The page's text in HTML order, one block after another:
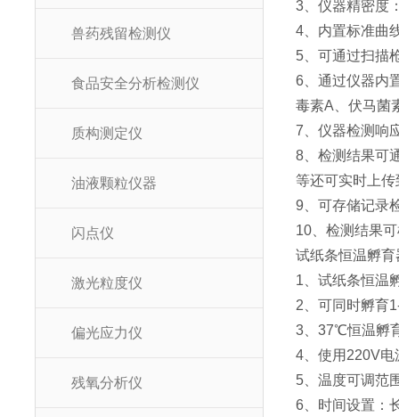
兽药残留检测仪
食品安全分析检测仪
质构测定仪
油液颗粒仪器
闪点仪
激光粒度仪
偏光应力仪
残氧分析仪
3、仪器精密度
4、内置标准曲
5、可通过扫描
6、通过仪器内
毒素A、伏马菌
7、仪器检测响
8、检测结果可
等还可实时上
9、可存储记录
10、检测结果
试纸条恒温孵
1、试纸条恒温
2、可同时孵育
3、37℃恒温孵
4、使用220V电
5、温度可调范
6、时间设置：